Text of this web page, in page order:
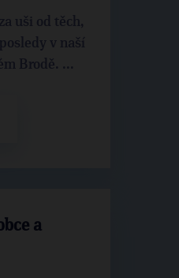
uši od těch,
v naší
Brodě. ...
a